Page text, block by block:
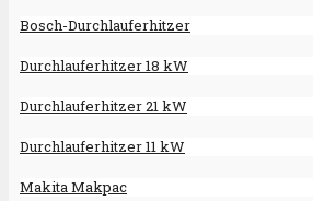
Bosch-Durchlauferhitzer
Durchlauferhitzer 18 kW
Durchlauferhitzer 21 kW
Durchlauferhitzer 11 kW
Makita Makpac